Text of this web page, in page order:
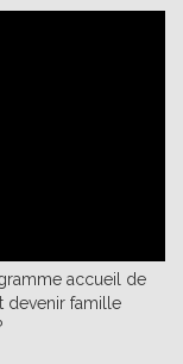
accueil de
devenir famille